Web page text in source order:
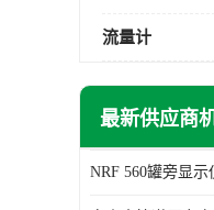
流量计
最新供应商
NRF 560罐旁显示